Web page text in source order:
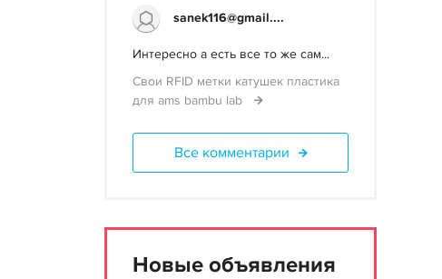
sanek116@gmail....
Интересно а есть все то же сам...
Свои RFID метки катушек пластика
для ams bambu lab
Все комментарии
Новые объявления